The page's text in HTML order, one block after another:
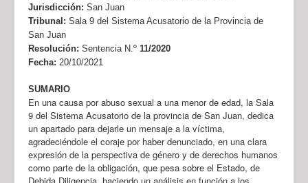
Jurisdicción: San Juan
Tribunal: Sala 9 del Sistema Acusatorio de la Provincia de
San Juan
Resolución: Sentencia N.º 11/2020
Fecha: 20/10/2021
SUMARIO
En una causa por abuso sexual a una menor de edad, la Sala
9 del Sistema Acusatorio de la provincia de San Juan, dedica
un apartado para dejarle un mensaje a la víctima,
agradeciéndole el coraje por haber denunciado, en una clara
expresión de la perspectiva de género y de derechos humanos
como parte de la obligación, que pesa sobre el Estado, de
Debida Diligencia, haciendo un análisis en función a los